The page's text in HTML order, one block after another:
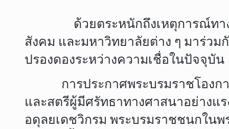
ด้วยตระหนักถึงเหตุการณ์ทางประ
สังคม และมหาวิทยาลัยต่าง ๆ มาร่ว
ปรองดองระหว่างความเชื่อในปัจจุบัน
การประกาศพระบรมราชโองการ
และสตรีผู้มีศรัทธาทางศาสนาอย่างแ
อดุลยเดชวิกรม พระบรมราชชนกใน